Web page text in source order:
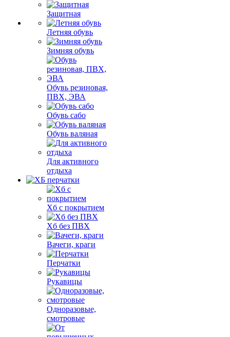
Защитная
Летняя обувь
Зимняя обувь
Обувь резиновая,
ПВХ, ЭВА
Обувь сабо
Обувь валяная
Для активного
отдыха
Хб с покрытием
Хб без ПВХ
Вачеги, краги
Перчатки
Рукавицы
Одноразовые,
смотровые